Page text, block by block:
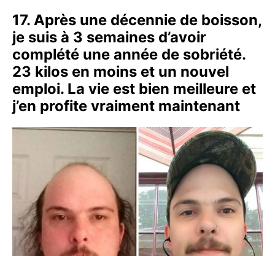
17. Après une décennie de boisson,
je suis à 3 semaines d’avoir
complété une année de sobriété.
23 kilos en moins et un nouvel
emploi. La vie est bien meilleure et
j’en profite vraiment maintenant